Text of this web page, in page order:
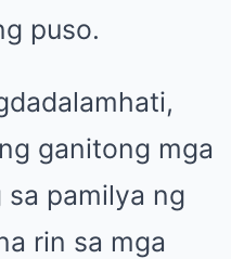
puso.
ganitong mga
pamilya ng
rin sa mga